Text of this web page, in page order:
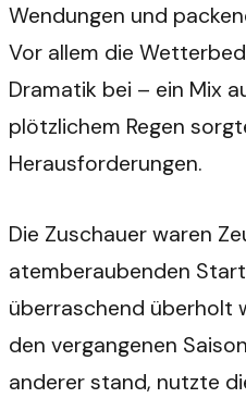
Wendungen und
Vor allem die
Dramatik bei – ein Mix
plötzlichem Regen
Herausforderungen.
Die Zuschauer waren
atemberaubenden
überraschend überholt
den vergangenen
anderer stand, nutzte